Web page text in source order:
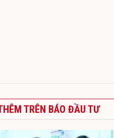
TRÊN BÁO ĐẦU TƯ